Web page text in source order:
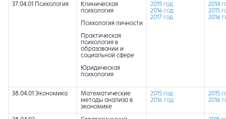
37.04.01 Психология
Клиническая
психология
Психология личности
Практическая
психология в
образовании и
социальной сфере
Юридическая
психология
2015 год
2016 год
2017 год
2014
2015
2016
38.04.01 Экономика
Математические
методы анализа в
экономике
2015 год
2016 год
2015
2016